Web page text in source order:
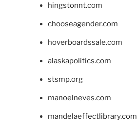
hingstonnt.com
chooseagender.com
hoverboardssale.com
alaskapolitics.com
stsmp.org
manoelneves.com
mandelaeffectlibrary.com